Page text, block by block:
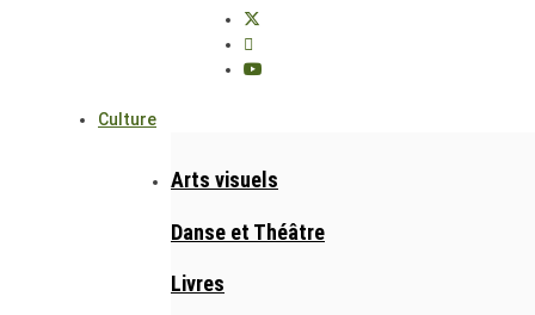
Culture
Arts visuels
Danse et Théâtre
Livres